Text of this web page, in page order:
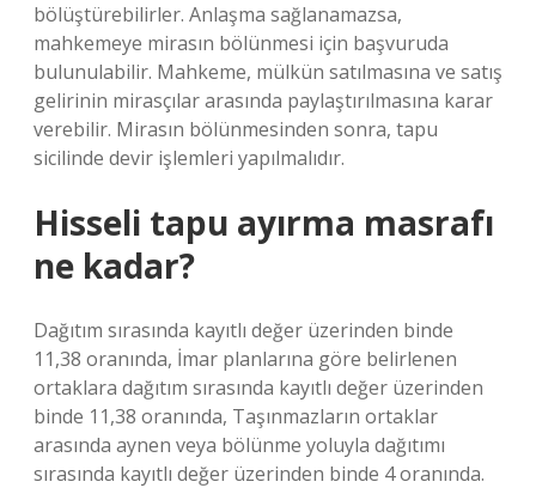
bölüştürebilirler. Anlaşma sağlanamazsa,
mahkemeye mirasın bölünmesi için başvuruda
bulunulabilir. Mahkeme, mülkün satılmasına ve satış
gelirinin mirasçılar arasında paylaştırılmasına karar
verebilir. Mirasın bölünmesinden sonra, tapu
sicilinde devir işlemleri yapılmalıdır.
Hisseli tapu ayırma masrafı
ne kadar?
Dağıtım sırasında kayıtlı değer üzerinden binde
11,38 oranında, İmar planlarına göre belirlenen
ortaklara dağıtım sırasında kayıtlı değer üzerinden
binde 11,38 oranında, Taşınmazların ortaklar
arasında aynen veya bölünme yoluyla dağıtımı
sırasında kayıtlı değer üzerinden binde 4 oranında.